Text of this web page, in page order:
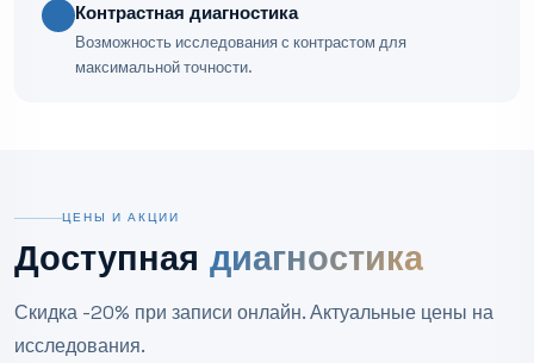
Контрастная диагностика
Возможность исследования с контрастом для
максимальной точности.
ЦЕНЫ И АКЦИИ
Доступная диагностика
Скидка -20% при записи онлайн. Актуальные цены на
исследования.